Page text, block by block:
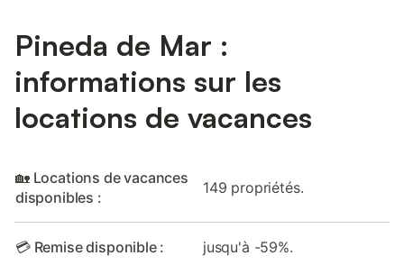
Pineda de Mar :
informations sur les
locations de vacances
🏡 Locations de vacances
disponibles :
149 propriétés.
💳 Remise disponible : jusqu'à -59%.